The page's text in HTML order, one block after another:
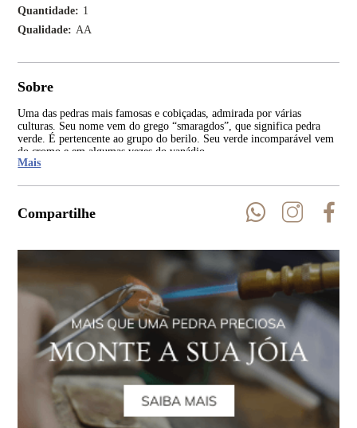
Quantidade
1
Qualidade
AA
Sobre
Uma das pedras mais famosas e cobiçadas, admirada por várias
culturas. Seu nome vem do grego “smaragdos”, que significa pedra
verde. É pertencente ao grupo do berilo. Seu verde incomparável vem
do cromo e em algumas vezes do vanádio.
Mais
Compartilhe